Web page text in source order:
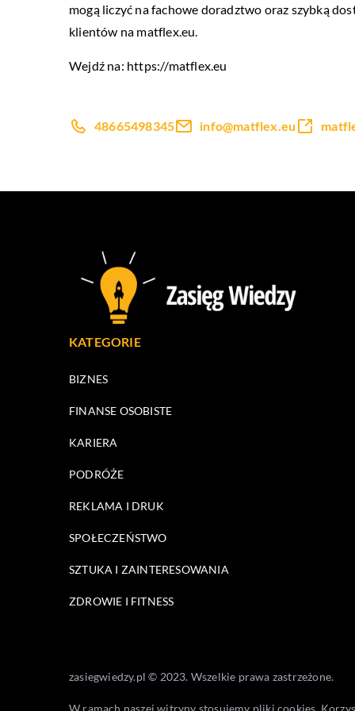
mogą liczyć na fachowe doradztwo oraz szybką
klientów na matflex.eu.
Wejdź na: https://matflex.eu
48665498345 info@matflex.eu
KATEGORIE
BIZNES
FINANSE OSOBISTE
KARIERA
PODRÓŻE
REKLAMA I DRUK
SPOŁECZEŃSTWO
SZTUKA I ZAINTERESOWANIA
ZDROWIE I FITNESS
zasiegwiedzy.pl © 2023. Wszelkie prawa zastrzeżone.
W ramach naszej witryny stosujemy pliki cookies.